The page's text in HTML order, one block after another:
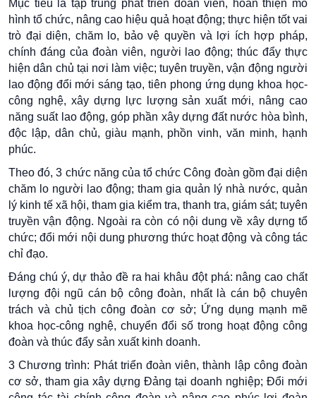
Mục tiêu là tập trung phát triển đoàn viên, hoàn thiện mô
hình tổ chức, nâng cao hiệu quả hoạt động; thực hiện tốt vai
trò đại diện, chăm lo, bảo vệ quyền và lợi ích hợp pháp,
chính đáng của đoàn viên, người lao động; thúc đẩy thực
hiện dân chủ tại nơi làm việc; tuyên truyền, vận động người
lao động đổi mới sáng tạo, tiên phong ứng dụng khoa học-
công nghệ, xây dựng lực lượng sản xuất mới, nâng cao
năng suất lao động, góp phần xây dựng đất nước hòa bình,
độc lập, dân chủ, giàu mạnh, phồn vinh, văn minh, hạnh
phúc.
Theo đó, 3 chức năng của tổ chức Công đoàn gồm đại diện
chăm lo người lao động; tham gia quản lý nhà nước, quản
lý kinh tế xã hội, tham gia kiểm tra, thanh tra, giám sát; tuyên
truyền vận động. Ngoài ra còn có nội dung về xây dựng tổ
chức; đổi mới nội dung phương thức hoạt động và công tác
chỉ đạo.
Đáng chú ý, dự thảo đề ra hai khâu đột phá: nâng cao chất
lượng đội ngũ cán bộ công đoàn, nhất là cán bộ chuyên
trách và chủ tịch công đoàn cơ sở; Ứng dụng mạnh mẽ
khoa học-công nghệ, chuyển đổi số trong hoạt động công
đoàn và thúc đẩy sản xuất kinh doanh.
3 Chương trình: Phát triển đoàn viên, thành lập công đoàn
cơ sở, tham gia xây dựng Đảng tại doanh nghiệp; Đổi mới